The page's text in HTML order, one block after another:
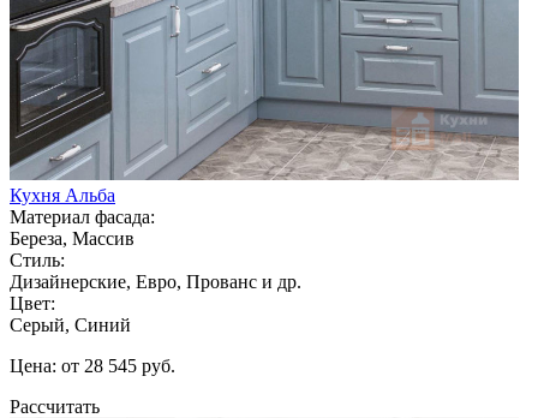
Кухня Альба
Материал фасада:
Береза, Массив
Стиль:
Дизайнерские, Евро, Прованс и др.
Цвет:
Серый, Синий
Цена: от 28 545 руб.
Рассчитать